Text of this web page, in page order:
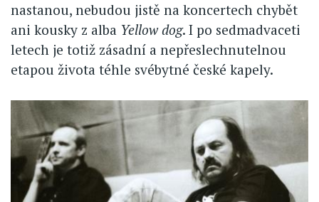
nastanou, nebudou jistě na koncertech chybět
ani kousky z alba Yellow dog. I po sedmadvaceti
letech je totiž zásadní a nepřeslechnutelnou
etapou života téhle svébytné české kapely.